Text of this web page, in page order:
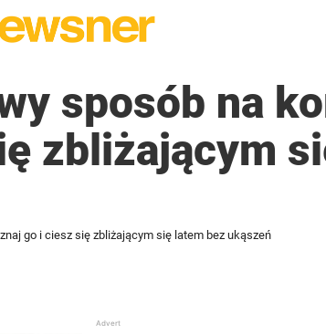
sposób na
zbliżającym
go i ciesz się zbliżającym się latem bez ukąszeń